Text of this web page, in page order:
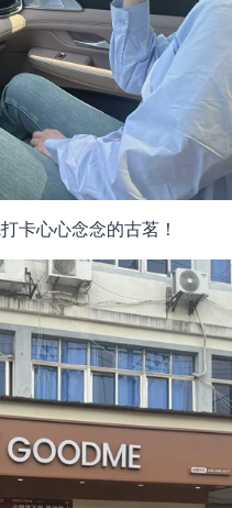
卡心心念念的古茗！